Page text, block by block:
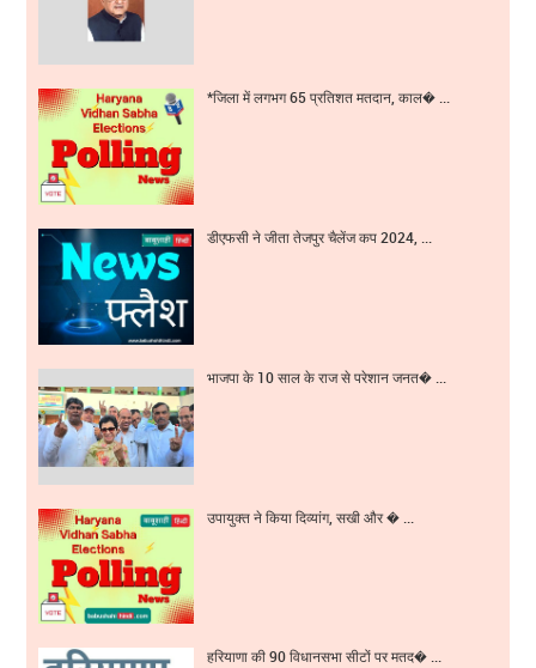
*जिला में लगभग 65 प्रतिशत मतदान, काल� ...
डीएफसी ने जीता तेजपुर चैलेंज कप 2024, ...
भाजपा के 10 साल के राज से परेशान जनत� ...
उपायुक्त ने किया दिव्यांग, सखी और � ...
हरियाणा की 90 विधानसभा सीटों पर मतद� ...